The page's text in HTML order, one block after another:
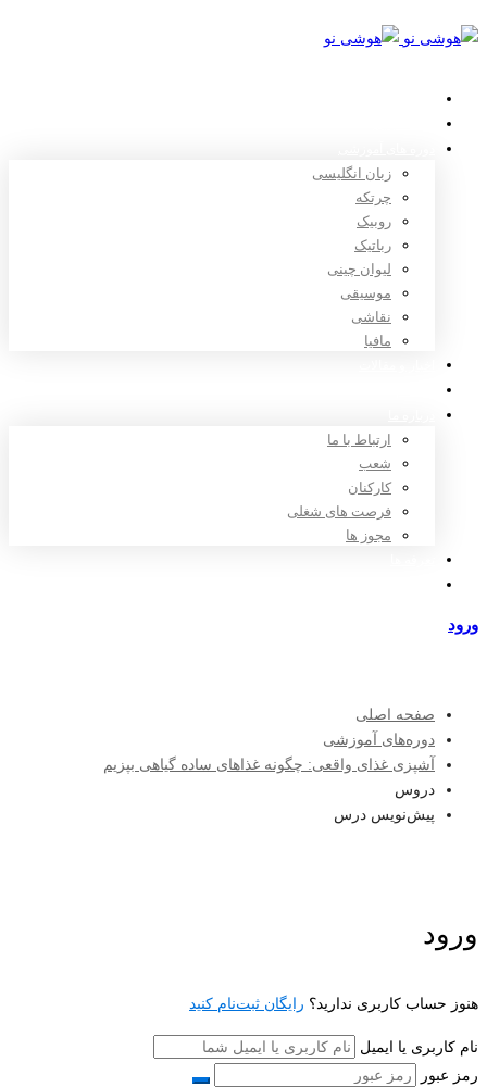
زبان انگلیسی
چرتکه
روبیک
رباتیک
لیوان چینی
موسیقی
نقاشی
مافیا
ارتباط با ما
شعب
کارکنان
فرصت های شغلی
مجوز ها
ورود
صفحه اصلی
دوره‌های آموزشی
آشپزی غذای واقعی: چگونه غذاهای ساده گیاهی بپزیم
دروس
پیش‌نویس درس
ورود
هنوز حساب کاربری ندارید؟ رایگان ثبت‌نام کنید
نام کاربری یا ایمیل
رمز عبور